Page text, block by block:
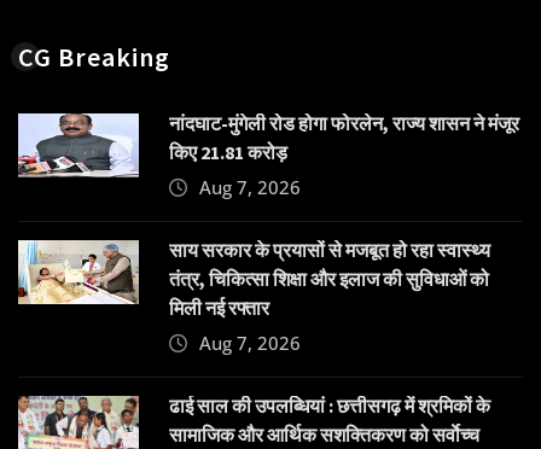
CG Breaking
नांदघाट-मुंगेली रोड होगा फोरलेन, राज्य शासन ने मंजूर
किए 21.81 करोड़
Aug 7, 2026
साय सरकार के प्रयासों से मजबूत हो रहा स्वास्थ्य
तंत्र, चिकित्सा शिक्षा और इलाज की सुविधाओं को
मिली नई रफ्तार
Aug 7, 2026
ढाई साल की उपलब्धियां : छत्तीसगढ़ में श्रमिकों के
सामाजिक और आर्थिक सशक्तिकरण को सर्वाेच्च